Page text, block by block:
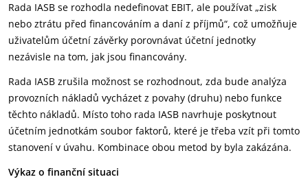
Rada IASB se rozhodla nedefinovat EBIT, ale používat „zisk
nebo ztrátu před financováním a daní z příjmů“, což umožňuje
uživatelům účetní závěrky porovnávat účetní jednotky
nezávisle na tom, jak jsou financovány.
Rada IASB zrušila možnost se rozhodnout, zda bude analýza
provozních nákladů vycházet z povahy (druhu) nebo funkce
těchto nákladů. Místo toho rada IASB navrhuje poskytnout
účetním jednotkám soubor faktorů, které je třeba vzít při tomto
stanovení v úvahu. Kombinace obou metod by byla zakázána.
Výkaz o finanční situaci